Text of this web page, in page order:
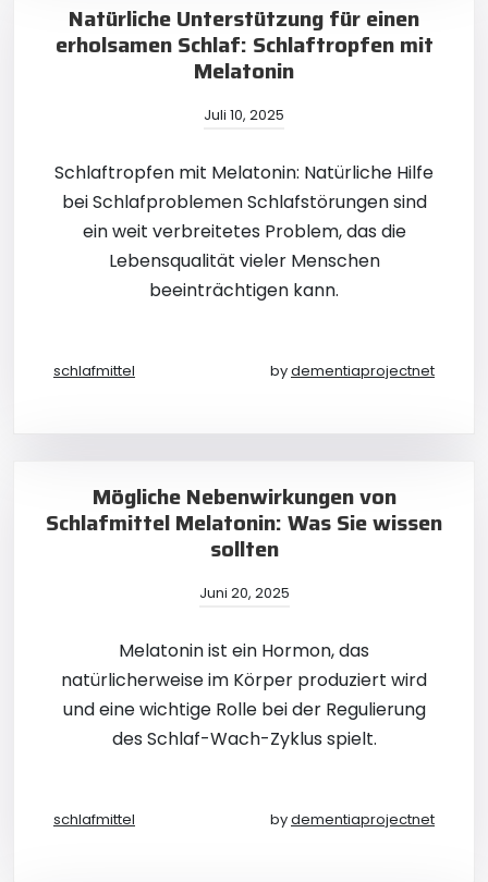
Natürliche Unterstützung für einen
erholsamen Schlaf: Schlaftropfen mit
Melatonin
Juli 10, 2025
Schlaftropfen mit Melatonin: Natürliche Hilfe
bei Schlafproblemen Schlafstörungen sind
ein weit verbreitetes Problem, das die
Lebensqualität vieler Menschen
beeinträchtigen kann.
schlafmittel bydementiaprojectnet
Mögliche Nebenwirkungen von
Schlafmittel Melatonin: Was Sie wissen
sollten
Juni 20, 2025
Melatonin ist ein Hormon, das
natürlicherweise im Körper produziert wird
und eine wichtige Rolle bei der Regulierung
des Schlaf-Wach-Zyklus spielt.
schlafmittel bydementiaprojectnet